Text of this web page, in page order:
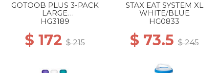
GOTOOB PLUS 3-PACK
LARGE
CLEAR/PURPLE/TEAL
HG3189
$ 172$ 215
STAX EAT SYSTEM XL
WHITE/BLUE
HG0833
$ 73.5$ 245